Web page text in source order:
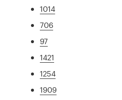
1014
706
97
1421
1254
1909